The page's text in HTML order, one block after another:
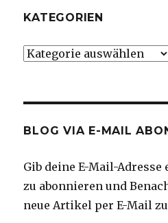
KATEGORIEN
Kategorien
BLOG VIA E-MAIL
Gib deine E-Mail-Adresse
zu abonnieren und
neue Artikel per E-Mail